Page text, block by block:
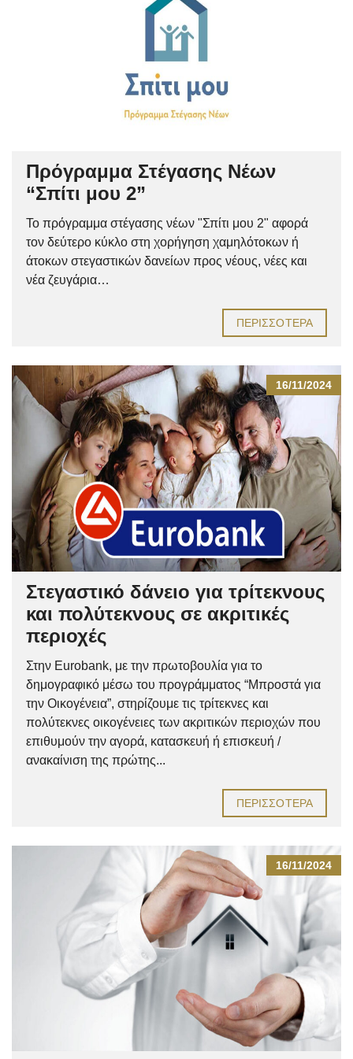
Πρόγραμμα Στέγασης Νέων
“Σπίτι μου 2”
Το πρόγραμμα στέγασης νέων "Σπίτι μου 2" αφορά
τον δεύτερο κύκλο στη χορήγηση χαμηλότοκων ή
άτοκων στεγαστικών δανείων προς νέους, νέες και
νέα ζευγάρια…
ΠΕΡΙΣΣΌΤΕΡΑ
16/11/2024
Στεγαστικό δάνειο για τρίτεκνους
και πολύτεκνους σε ακριτικές
περιοχές
Στην Eurobank, με την πρωτοβουλία για το
δημογραφικό μέσω του προγράμματος “Μπροστά για
την Οικογένεια”, στηρίζουμε τις τρίτεκνες και
πολύτεκνες οικογένειες των ακριτικών περιοχών που
επιθυμούν την αγορά, κατασκευή ή επισκευή /
ανακαίνιση της πρώτης...
ΠΕΡΙΣΣΌΤΕΡΑ
16/11/2024